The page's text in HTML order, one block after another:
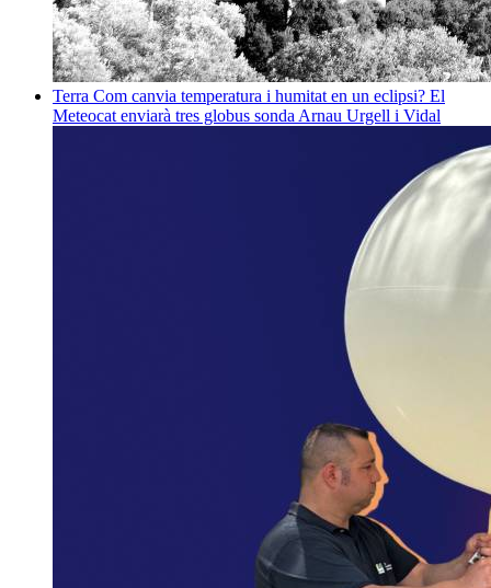
Terra Com canvia temperatura i humitat en un eclipsi? El
Meteocat enviarà tres globus sonda Arnau Urgell i Vidal